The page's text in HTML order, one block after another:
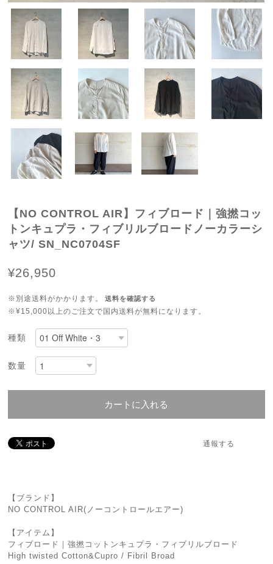
【NO CONTROL AIR】フィブロード｜強撚コッ
トンキュプラ・フィブリルブロードノーカラーシ
ャツ/ SN_NC0704SF
¥26,950
※別途送料がかかります。 送料を確認する
※¥15,000以上のご注文で国内送料が無料になります。
種類
数量
カートに入れる
通報する
【ブランド】
NO CONTROL AIR(ノーコントロールエアー)
【アイテム】
フィブロード｜強撚コットンキュプラ・フィブリルブロード
High twisted Cotton&Cupro / Fibril Broad